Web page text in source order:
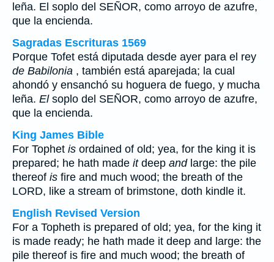
leña. El soplo del SEÑOR, como arroyo de azufre,
que la encienda.
Sagradas Escrituras 1569
Porque Tofet está diputada desde ayer para el rey
de Babilonia , también está aparejada; la cual
ahondó y ensanchó su hoguera de fuego, y mucha
leña. Elsoplo del SEÑOR, como arroyo de azufre,
que la encienda.
King James Bible
For Tophet is ordained of old; yea, for the king it is
prepared; he hath made itdeep andlarge: the pile
thereof is fire and much wood; the breath of the
LORD, like a stream of brimstone, doth kindle it.
English Revised Version
For a Topheth is prepared of old; yea, for the king it
is made ready; he hath made it deep and large: the
pile thereof is fire and much wood; the breath of